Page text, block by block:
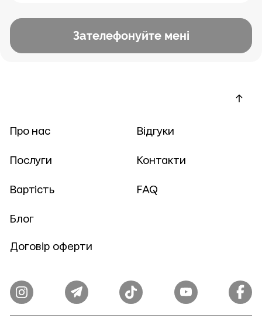
Про нас
Послуги
Вартість
Блог
Відгуки
Контакти
FAQ
Договір оферти